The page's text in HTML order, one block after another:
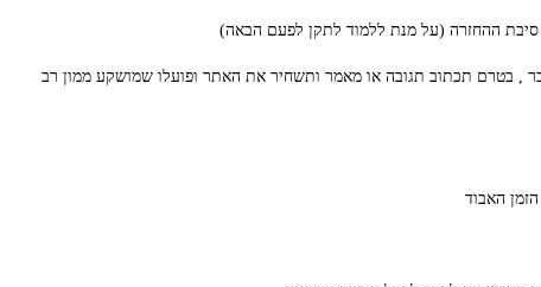
, בטרם תכתוב תגובה או מאמר ותשחיר את האתר ופועלו שמושקע ממון רב